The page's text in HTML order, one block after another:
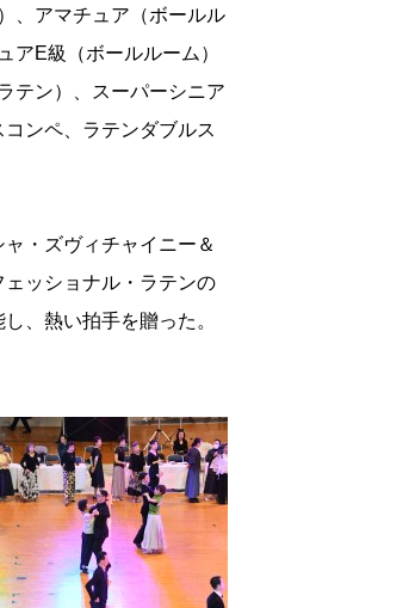
、アマチュア（ボールル
アE級（ボールルーム）
テン）、スーパーシニア
ンペ、ラテンダブルス
・ズヴィチャイニー＆
ッショナル・ラテンの
、熱い拍手を贈った。